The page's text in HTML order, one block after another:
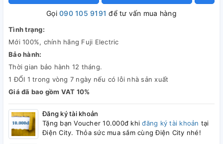
Gọi090 105 9191 để tư vấn mua hàng
Tình trạng:
Mới 100%, chính hãng Fuji Electric
Bảo hành:
Thời gian bảo hành 12 tháng.
1 ĐỔI 1 trong vòng 7 ngày nếu có lỗi nhà sản xuất
Giá đã bao gồm VAT 10%
Đăng ký tài khoản
Tặng bạn Voucher 10.000đ khiđăng ký tài khoản tại
Điện City. Thỏa sức mua sắm cùng Điện City nhé!